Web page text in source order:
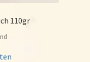
110gr